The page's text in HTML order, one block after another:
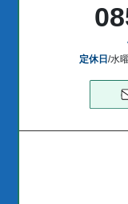
定休日 /水